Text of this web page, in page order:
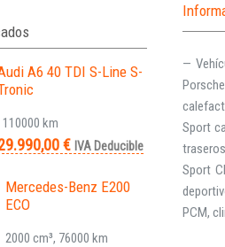
—
Sport
Sport
PCM,
A6 40 TDI S-Line S-
110000 km
€IVA Deducible
Mercedes-Benz E200
ECO
2000 cm³, 76000 km